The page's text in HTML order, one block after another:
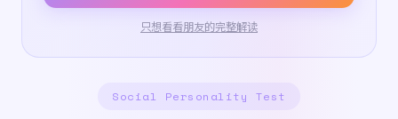
只想看看朋友的完整解读
Social Personality Test